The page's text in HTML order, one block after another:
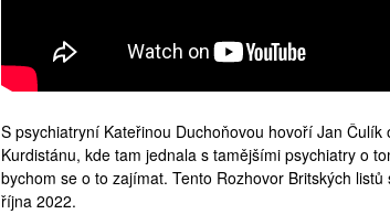
S psychiatryní Kateřinou Duchoňovou hovoří Jan
Kurdistánu, kde tam jednala s tamějšími psychiatry o
bychom se o to zajímat. Tento Rozhovor Britských
října 2022.